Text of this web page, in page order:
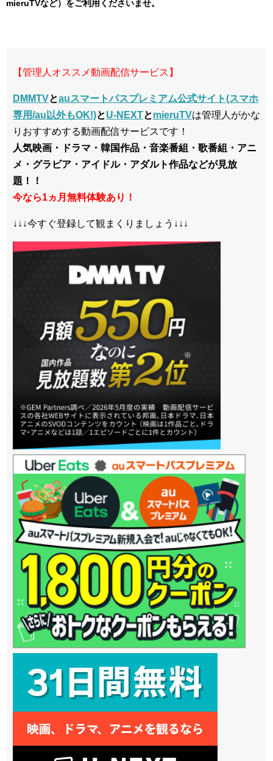
mieruTVなど）をご利用くださいませ。
【管理人オススメ動画配信サービス】
DMMTVとauスマートパスプレミアム公式サイト(スマホ
専用/au以外もOK!)とU-NEXTとmieruTVは管理人がかな
りおすすめする動画配信サービスです！
人気映画・ドラマ・韓国作品・音楽番組・歌番組・アニ
メ・グラビア・アイドル・アダルト作品などが見放
題！！
今なら1ヵ月無料体験あり！
↓↓↓今すぐ登録して観まくりましょう↓↓↓